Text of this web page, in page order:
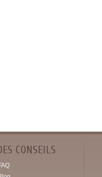
CONSEILS